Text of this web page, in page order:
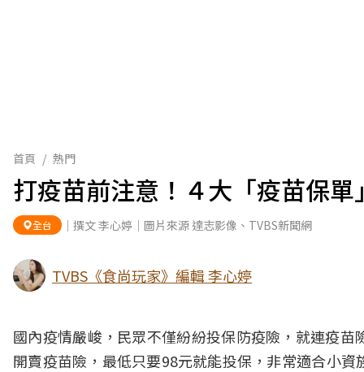
首頁 / 熱門
打疫苗前注意！４大「疫苗保
全台 ｜撰文 李心婷｜圖片來源 達志影像、TVBS新聞網
TVBS《食尚玩家》編輯 李心婷
國內疫情嚴峻，民眾不僅紛紛投保防疫險，就連疫苗
開賣疫苗險，最低只要98元就能投保，非常適合小